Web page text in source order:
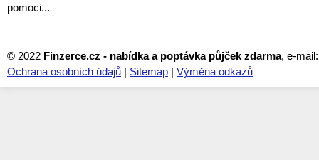
pomoci...
© 2022 Finzerce.cz - nabídka a poptávka půjček zdarma, e-
Ochrana osobních údajů | Sitemap | Výměna odkazů